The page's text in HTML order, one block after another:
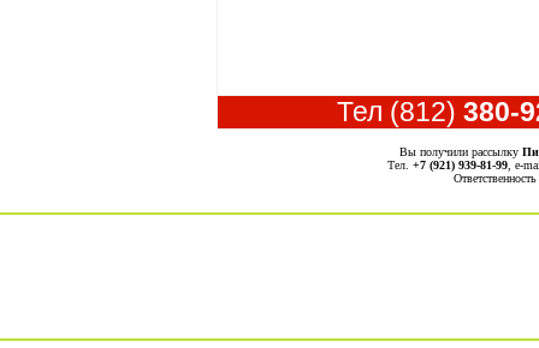
Тел (812) 380-
Вы получили рассылку
Тел. +7 (921) 939-81-99, е-